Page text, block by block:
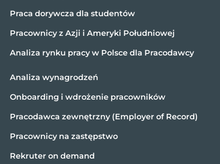
Praca dorywcza dla studentów
Pracownicy z Azji i Ameryki Południowej
Analiza rynku pracy w Polsce dla Pracodawcy
Analiza wynagrodzeń
Onboarding i wdrożenie pracowników
Pracodawca zewnętrzny (Employer of Record)
Pracownicy na zastępstwo
Rekruter on demand